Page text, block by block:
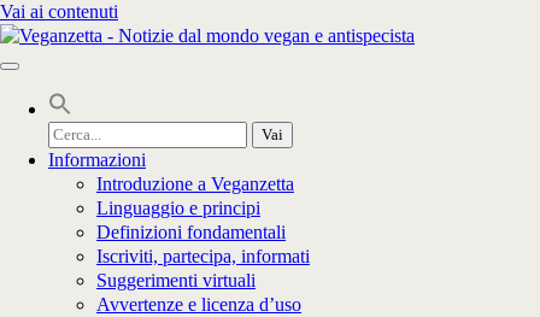
Vai ai contenuti
Cerca
per:
Informazioni
Introduzione a Veganzetta
Linguaggio e principi
Definizioni fondamentali
Iscriviti, partecipa, informati
Suggerimenti virtuali
Avvertenze e licenza d’uso